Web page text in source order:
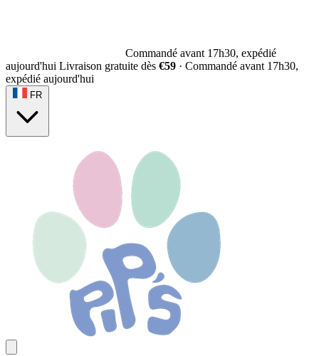
Commandé avant 17h30, expédié
aujourd'hui Livraison gratuite dès €59 · Commandé avant 17h30,
expédié aujourd'hui
FR